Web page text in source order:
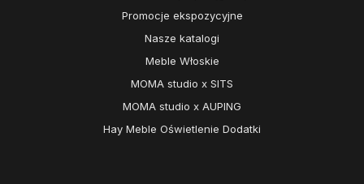
Promocje ekspozycyjne
Nasze katalogi
Meble Włoskie
MOMA studio x SITS
MOMA studio x AUPING
Hay Meble Oświetlenie Dodatki